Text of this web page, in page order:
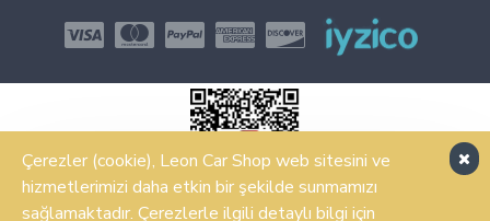
Çerezler (cookie), Leon Car Shop web sitesini ve
hizmetlerimizi daha etkin bir şekilde sunmamızı
sağlamaktadır. Çerezlerle ilgili detaylı bilgi için